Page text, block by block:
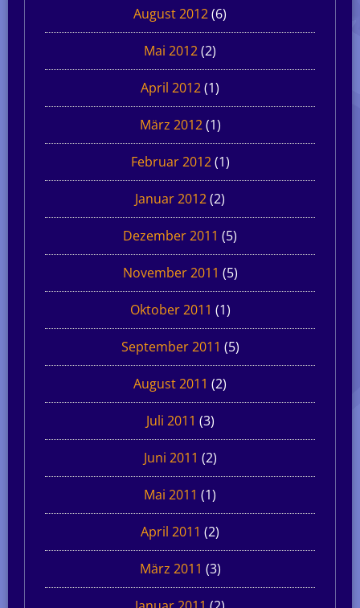
August 2012(6)
Mai 2012(2)
April 2012(1)
März 2012(1)
Februar 2012(1)
Januar 2012(2)
Dezember 2011 (5)
November 2011 (5)
Oktober 2011 (1)
September 2011 (5)
August 2011 (2)
Juli 2011 (3)
Juni 2011 (2)
Mai 2011 (1)
April 2011 (2)
März 2011 (3)